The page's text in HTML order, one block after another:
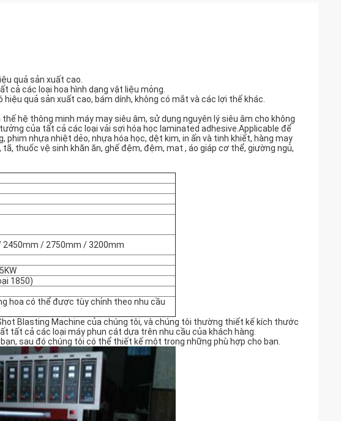
quả sản xuất cao.
cả các loại hoa hình dạng vật liệu mỏng.
quả sản xuất cao, bám dính, không có mắt và các lợi thế khác.
hệ thông minh máy may siêu âm, sử dụng nguyên lý siêu âm cho không
của tất cả các loại vải sợi hóa học laminated adhesive.Applicable để
phim nhựa nhiệt dẻo, nhựa hóa học, dệt kim, in ấn và tinh khiết, hàng may
thuốc vệ sinh khăn ăn, ghế đệm, đệm, mat , áo giáp cơ thể, giường ngủ,
/ 2750mm / 3200mm
1850)
hoa có thể được tùy chỉnh theo nhu cầu
Blasting Machine của chúng tôi, và chúng tôi thường thiết kế kích thước
tất cả các loại máy phun cát dựa trên nhu cầu của khách hàng.
sau đó chúng tôi có thể thiết kế một trong những phù hợp cho bạn.